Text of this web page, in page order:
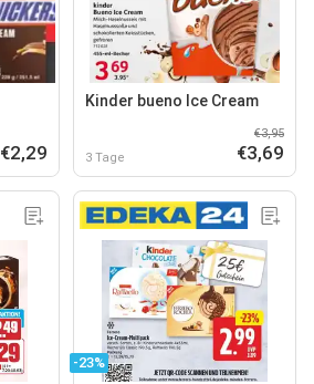
€2,29
Kinder bueno Ice Cream
3 Tage
€3,95
€3,69
-23%